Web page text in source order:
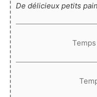
De délicieux petits